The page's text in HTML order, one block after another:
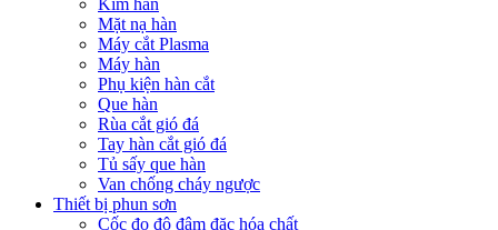
Kìm hàn
Mặt nạ hàn
Máy cắt Plasma
Máy hàn
Phụ kiện hàn cắt
Que hàn
Rùa cắt gió đá
Tay hàn cắt gió đá
Tủ sấy que hàn
Van chống cháy ngược
Thiết bị phun sơn
Cốc đo độ đậm đặc hóa chất